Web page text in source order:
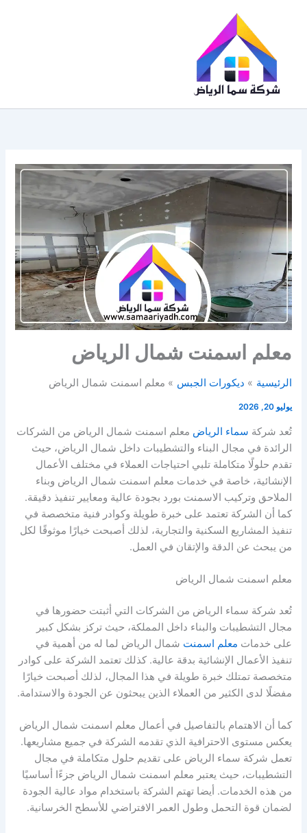
معلم اسمنت شمال الرياض
الرئيسية ديكورات الجبس معلم اسمنت شمال الرياض
يوليو 20, 2026
تُعد شركة سماء الرياض معلم اسمنت شمال الرياض من الشركات
الرائدة في مجال البناء والتشطيبات داخل شمال الرياض، حيث
تقدم حلولًا متكاملة تلبي احتياجات العملاء في مختلف الأعمال
الإنشائية، خاصة في خدمات معلم اسمنت شمال الرياض وبناء
الملاحق وتركيب الاسمنت بورد بجودة عالية ومعايير تنفيذ دقيقة.
كما أن الشركة تعتمد على خبرة طويلة وكوادر فنية متخصصة في
تنفيذ المشاريع السكنية والتجارية، لذلك أصبحت خيارًا موثوقًا لكل
من يبحث عن الدقة والإتقان في العمل.
معلم اسمنت شمال الرياض
تُعد شركة سماء الرياض من الشركات التي أثبتت حضورها في
مجال التشطيبات والبناء داخل المملكة، حيث تركز بشكل كبير
على خدمات معلم اسمنت شمال الرياض لما له من أهمية في
تنفيذ الأعمال الإنشائية بدقة عالية. كذلك تعتمد الشركة على كوادر
متخصصة تمتلك خبرة طويلة في هذا المجال، لذلك أصبحت خيارًا
مفضلًا لدى الكثير من العملاء الذين يبحثون عن الجودة والاستدامة.
كما أن الاهتمام بالتفاصيل في أعمال معلم اسمنت شمال الرياض
يعكس مستوى الاحترافية الذي تقدمه الشركة في جميع مشاريعها.
تعمل شركة سماء الرياض على تقديم حلول متكاملة في مجال
التشطيبات، حيث يعتبر معلم اسمنت شمال الرياض جزءًا أساسيًا
من هذه الخدمات. أيضا تهتم الشركة باستخدام مواد عالية الجودة
لضمان قوة التحمل وطول العمر الافتراضي للأسطح الخرسانية.